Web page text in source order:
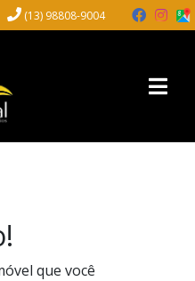
(13) 98808-9004
que você